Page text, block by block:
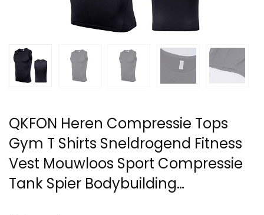
QKFON Heren Compressie Tops
Gym T Shirts Sneldrogend Fitness
Vest Mouwloos Sport Compressie
Tank Spier Bodybuilding…